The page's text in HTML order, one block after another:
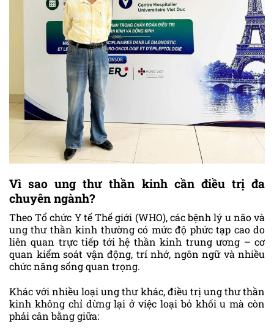
Vì sao ung thư thần kinh cần điều trị đa
chuyên ngành?
Theo Tổ chức Y tế Thế giới (WHO), các bệnh lý u não và
ung thư thần kinh thường có mức độ phức tạp cao do
liên quan trực tiếp tới hệ thần kinh trung ương – cơ
quan kiểm soát vận động, trí nhớ, ngôn ngữ và nhiều
chức năng sống quan trọng.
Khác với nhiều loại ung thư khác, điều trị ung thư thần
kinh không chỉ dừng lại ở việc loại bỏ khối u mà còn
phải cân bằng giữa: